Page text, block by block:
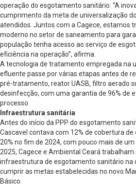
operação do esgotamento sanitário. “A
cumprimento da meta de universalização
atendidos. Juntos com a Cagece, estamos
moderno no setor de saneamento para
população tenha acesso ao serviço de
eficiência na operação”, afirma.
A tecnologia de tratamento empregada na
efluente passe por várias etapas antes de
pré-tratamento, reator UASB, filtro aerado
desinfecção, com uma garantia de 96% de
processo.
Infraestrutura sanitária
Antes do início da PPP do esgotamento
Cascavel contava com 12% de cobertura
20% no fim de 2024, com pouco mais de
2025, Cagece e Ambiental Ceará trabalham
infraestrutura de esgotamento sanitário na
cumprir as metas estabelecidas no novo
Básico.